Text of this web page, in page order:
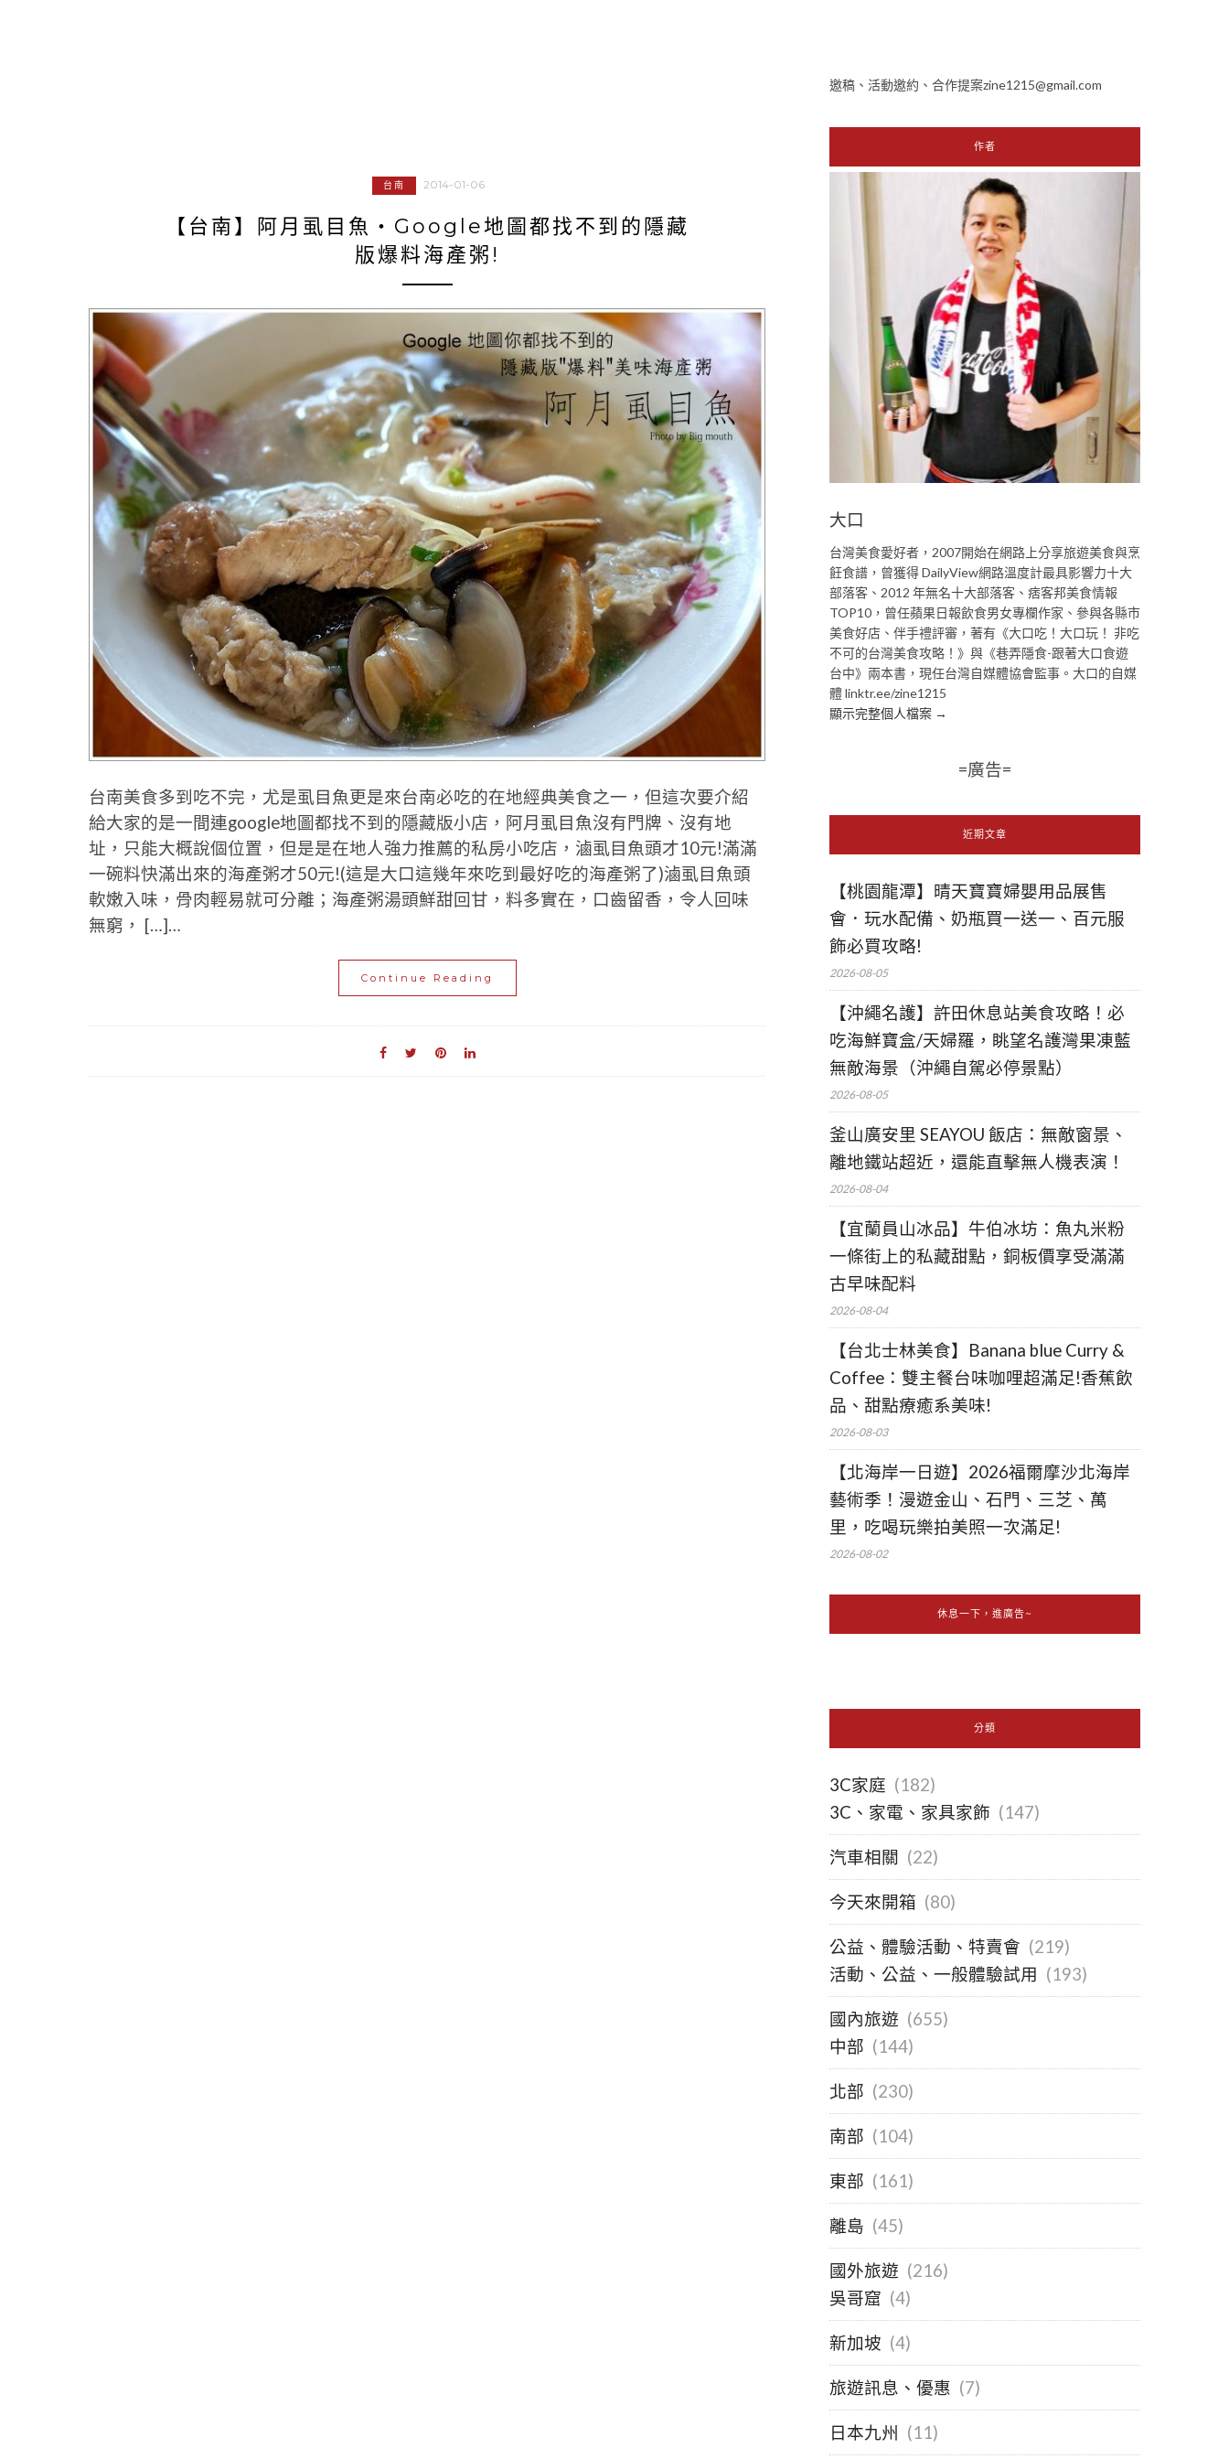
台南 2014-01-06
【台南】阿月虱目魚‧Google地圖都找不到的隱藏
版爆料海產粥!
台南美食多到吃不完，尤是虱目魚更是來台南必吃的在地經典美食之一，但這次要介紹
給大家的是一間連google地圖都找不到的隱藏版小店，阿月虱目魚沒有門牌、沒有地
址，只能大概說個位置，但是是在地人強力推薦的私房小吃店，滷虱目魚頭才10元!滿滿
一碗料快滿出來的海產粥才50元!(這是大口這幾年來吃到最好吃的海產粥了)滷虱目魚頭
軟嫩入味，骨肉輕易就可分離；海產粥湯頭鮮甜回甘，料多實在，口齒留香，令人回味
無窮， […]…
Continue Reading
邀稿、活動邀約、合作提案zine1215@gmail.com
作者
大口
台灣美食愛好者，2007開始在網路上分享旅遊美食與烹
飪食譜，曾獲得 DailyView網路溫度計最具影響力十大
部落客、2012 年無名十大部落客、痞客邦美食情報
TOP10，曾任蘋果日報飲食男女專欄作家、參與各縣市
美食好店、伴手禮評審，著有《大口吃！大口玩！ 非吃
不可的台灣美食攻略！》與《巷弄隱食-跟著大口食遊
台中》兩本書，現任台灣自媒體協會監事。大口的自媒
體 linktr.ee/zine1215
顯示完整個人檔案 →
=廣告=
近期文章
【桃園龍潭】晴天寶寶婦嬰用品展售
會．玩水配備、奶瓶買一送一、百元服
飾必買攻略!
2026-08-05
【沖繩名護】許田休息站美食攻略！必
吃海鮮寶盒/天婦羅，眺望名護灣果凍藍
無敵海景（沖繩自駕必停景點）
2026-08-05
釜山廣安里 SEAYOU 飯店：無敵窗景、
離地鐵站超近，還能直擊無人機表演！
2026-08-04
【宜蘭員山冰品】牛伯冰坊：魚丸米粉
一條街上的私藏甜點，銅板價享受滿滿
古早味配料
2026-08-04
【台北士林美食】Banana blue Curry &
Coffee：雙主餐台味咖哩超滿足!香蕉飲
品、甜點療癒系美味!
2026-08-03
【北海岸一日遊】2026福爾摩沙北海岸
藝術季！漫遊金山、石門、三芝、萬
里，吃喝玩樂拍美照一次滿足!
2026-08-02
休息一下，進廣告~
分類
3C家庭 (182)
3C、家電、家具家飾 (147)
汽車相關 (22)
今天來開箱 (80)
公益、體驗活動、特賣會 (219)
活動、公益、一般體驗試用 (193)
國內旅遊 (655)
中部 (144)
北部 (230)
南部 (104)
東部 (161)
離島 (45)
國外旅遊 (216)
吳哥窟 (4)
新加坡 (4)
旅遊訊息、優惠 (7)
日本九州 (11)